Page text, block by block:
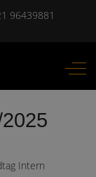
96439881
Off-
Intern